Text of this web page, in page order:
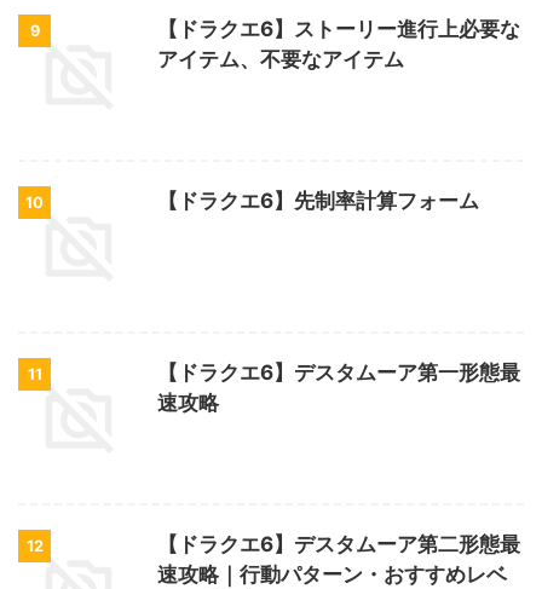
9
【ドラクエ6】ストーリー進行上必要な
アイテム、不要なアイテム
10 【ドラクエ6】先制率計算フォーム
11
【ドラクエ6】デスタムーア第一形態最
速攻略
12
【ドラクエ6】デスタムーア第二形態最
速攻略｜行動パターン・おすすめレベ